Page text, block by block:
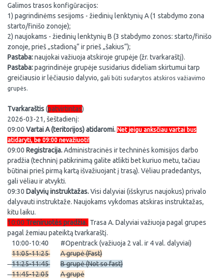
Galimos trasos konfigūracijos:
1) pagrindinėms sesijoms - žiedinių lenktynių A (1 stabdymo zona
starto/finišo zonoje);
2) naujokams - žiedinių lenktynių B (3 stabdymo zonos: starto/finišo
zonoje, prieš „stadioną“ ir prieš „šakius“);
Pastaba:naujokai važiuoja atskiroje grupėje (žr. tvarkaraštį).
Pastaba:pagrindinėje grupėje susidarius dideliam skirtumui tarp
greičiausio ir lėčiausio dalyvio, gali būti sudarytos atskiros važiavimo
grupės.
Tvarkaraštis(patvirtintas)
2026-03-21, šeštadienį:
09:00 Vartai A (teritorijos) atidaromi. Net jeigu anksčiau vartai bus
atidaryti, be 09:00 nevažiuoti!
09:00 Registracija.Administracinės ir techninės komisijos darbo
pradžia (techninį patikrinimą galite atlikti bet kuriuo metu, tačiau
būtinai prieš pirmą kartą išvažiuojant į trasą). Vėliau pradedantys,
gali vėliau ir atvykti.
09:30 Dalyvių instruktažas.Visi dalyviai (išskyrus naujokus) privalo
dalyvauti instruktaže. Naujokams vykdomas atskiras instruktažas,
kitu laiku.
10:00 Treniruotės pradžia. Trasa A. Dalyviai važiuoja pagal grupes
pagal žemiau pateiktą tvarkaraštį.
10:00-10:40
#Opentrack (važiuoja 2 val. ir 4 val. dalyviai)
11:05-11:25
A grupė (Fast)
11:25-11:45
B grupė (Not so fast)
11:45-12:05
A grupė